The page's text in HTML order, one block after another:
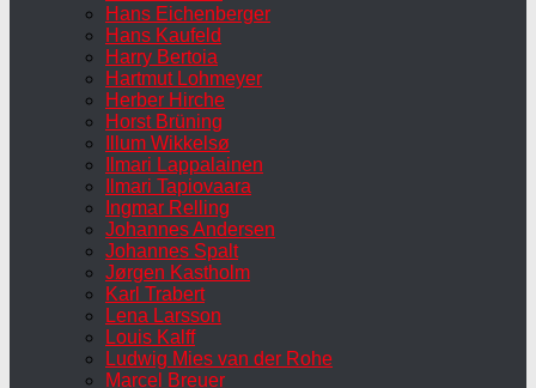
Hans Eichenberger
Hans Kaufeld
Harry Bertoia
Hartmut Lohmeyer
Herber Hirche
Horst Brüning
Illum Wikkelsø
Ilmari Lappalainen
Ilmari Tapiovaara
Ingmar Relling
Johannes Andersen
Johannes Spalt
Jørgen Kastholm
Karl Trabert
Lena Larsson
Louis Kalff
Ludwig Mies van der Rohe
Marcel Breuer